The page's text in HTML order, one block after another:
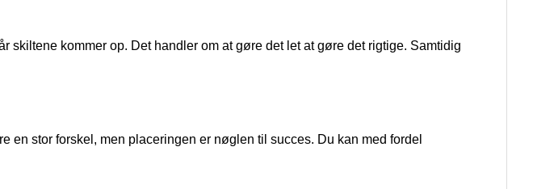
kommer op. Det handler om at gøre det let at gøre det rigtige. Samtidig
stor forskel, men placeringen er nøglen til succes. Du kan med fordel